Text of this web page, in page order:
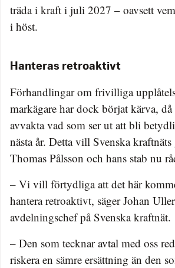
träda i kraft i juli 2027 – oavsett
i höst.
Hanteras retroaktivt
Förhandlingar om frivilliga
markägare har dock börjat kärva,
avvakta vad som ser ut att bli
nästa år. Detta vill Svenska
Thomas Pålsson och hans stab nu
– Vi vill förtydliga att det här
hantera retroaktivt, säger Johan
avdelningschef på Svenska kraftnät.
– Den som tecknar avtal med oss
riskera en sämre ersättning än den